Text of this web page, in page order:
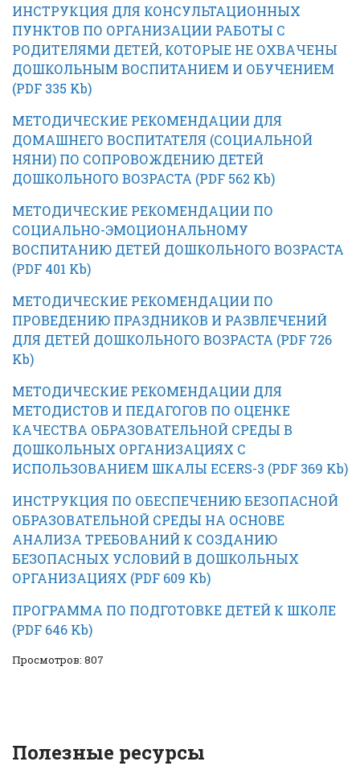
ИНСТРУКЦИЯ ДЛЯ КОНСУЛЬТАЦИОННЫХ
ПУНКТОВ ПО ОРГАНИЗАЦИИ РАБОТЫ С
РОДИТЕЛЯМИ ДЕТЕЙ, КОТОРЫЕ НЕ ОХВАЧЕНЫ
ДОШКОЛЬНЫМ ВОСПИТАНИЕМ И ОБУЧЕНИЕМ
(PDF 335 Kb)
МЕТОДИЧЕСКИЕ РЕКОМЕНДАЦИИ ДЛЯ
ДОМАШНЕГО ВОСПИТАТЕЛЯ (СОЦИАЛЬНОЙ
НЯНИ) ПО СОПРОВОЖДЕНИЮ ДЕТЕЙ
ДОШКОЛЬНОГО ВОЗРАСТА (PDF 562 Kb)
МЕТОДИЧЕСКИЕ РЕКОМЕНДАЦИИ ПО
СОЦИАЛЬНО-ЭМОЦИОНАЛЬНОМУ
ВОСПИТАНИЮ ДЕТЕЙ ДОШКОЛЬНОГО ВОЗРАСТА
(PDF 401 Kb)
МЕТОДИЧЕСКИЕ РЕКОМЕНДАЦИИ ПО
ПРОВЕДЕНИЮ ПРАЗДНИКОВ И РАЗВЛЕЧЕНИЙ
ДЛЯ ДЕТЕЙ ДОШКОЛЬНОГО ВОЗРАСТА (PDF 726
Kb)
МЕТОДИЧЕСКИЕ РЕКОМЕНДАЦИИ ДЛЯ
МЕТОДИСТОВ И ПЕДАГОГОВ ПО ОЦЕНКЕ
КАЧЕСТВА ОБРАЗОВАТЕЛЬНОЙ СРЕДЫ В
ДОШКОЛЬНЫХ ОРГАНИЗАЦИЯХ С
ИСПОЛЬЗОВАНИЕМ ШКАЛЫ ЕСЕRS-3 (PDF 369 Kb)
ИНСТРУКЦИЯ ПО ОБЕСПЕЧЕНИЮ БЕЗОПАСНОЙ
ОБРАЗОВАТЕЛЬНОЙ СРЕДЫ НА ОСНОВЕ
АНАЛИЗА ТРЕБОВАНИЙ К СОЗДАНИЮ
БЕЗОПАСНЫХ УСЛОВИЙ В ДОШКОЛЬНЫХ
ОРГАНИЗАЦИЯХ (PDF 609 Kb)
ПРОГРАММА ПО ПОДГОТОВКЕ ДЕТЕЙ К ШКОЛЕ
(PDF 646 Kb)
Просмотров: 807
Полезные ресурсы